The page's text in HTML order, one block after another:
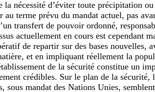
la nécessité d’éviter toute précipitation
au terme prévu du mandat actuel, pas
transfert de pouvoir ordonné,
actuellement en cours est cependant
de repartir sur des bases nouvelles,
et en impliquant réellement la
de la sécurité constitue un
crédibles. Sur le plan de la
sous mandat des Nations Unies,